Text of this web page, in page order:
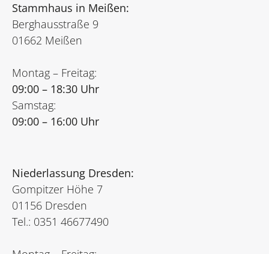
Stammhaus in Meißen:
Berghausstraße 9
01662 Meißen
Montag – Freitag:
09:00 – 18:30 Uhr
Samstag:
09:00 – 16:00 Uhr
Niederlassung Dresden:
Gompitzer Höhe 7
01156 Dresden
Tel.: 0351 46677490